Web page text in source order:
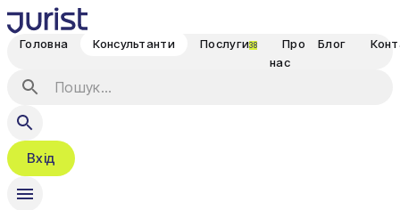
Головна Консультанти Послуги38
Про
нас
Блог
Вхід